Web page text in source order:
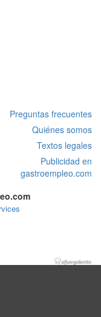
Preguntas frecuentes
Quiénes somos
Textos legales
Publicidad en
gastroempleo.com